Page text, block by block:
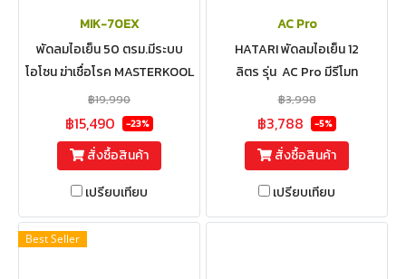
MIK-70EX
พัดลมไอเย็น 50 ตรม.มีระบบ
โอโซน ฆ่าเชื่อโรค MASTERKOOL
รุ่น MIK-70EX
฿19,990
฿15,490 -23%
สั่งซื้อสินค้า
เปรียบเทียบ
AC Pro
HATARI พัดลมไอเย็น 12
ลิตร รุ่น AC Pro มีรีโมท
฿3,998
฿3,788 -5%
สั่งซื้อสินค้า
เปรียบเทียบ
Best Seller